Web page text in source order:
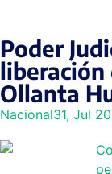
Poder
Ollanta
Nacional31, Jul